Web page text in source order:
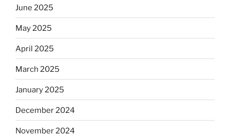
June 2025
May 2025
April 2025
March 2025
January 2025
December 2024
November 2024